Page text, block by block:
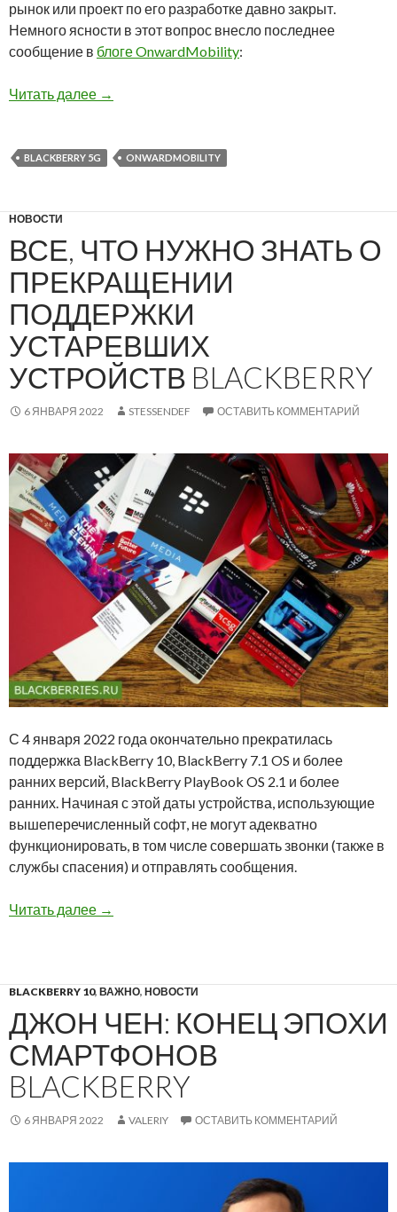
рынок или проект по его разработке давно закрыт.
Немного ясности в этот вопрос внесло последнее
сообщение в блоге OnwardMobility:
Читать далее OnwardMobility не отказался от планов
→
BLACKBERRY 5G ONWARDMOBILITY
НОВОСТИ
ВСЕ, ЧТО НУЖНО ЗНАТЬ О
ПРЕКРАЩЕНИИ
ПОДДЕРЖКИ
УСТАРЕВШИХ
УСТРОЙСТВ BLACKBERRY
6 ЯНВАРЯ 2022 STESSENDEF ОСТАВИТЬ КОММЕНТАРИЙ
С 4 января 2022 года окончательно прекратилась
поддержка BlackBerry 10, BlackBerry 7.1 OS и более
ранних версий, BlackBerry PlayBook OS 2.1 и более
ранних. Начиная с этой даты устройства, использующие
вышеперечисленный софт, не могут адекватно
функционировать, в том числе совершать звонки (также в
службы спасения) и отправлять сообщения.
Читать далее Все, что нужно знать о прекращении
→
BLACKBERRY 10, ВАЖНО, НОВОСТИ
ДЖОН ЧЕН: КОНЕЦ ЭПОХИ
СМАРТФОНОВ
BLACKBERRY
6 ЯНВАРЯ 2022 VALERIY ОСТАВИТЬ КОММЕНТАРИЙ